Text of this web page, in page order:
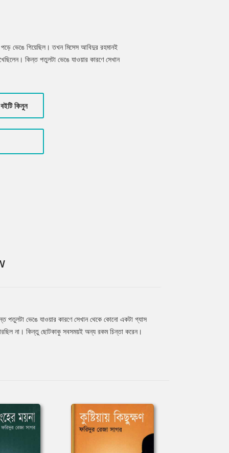
ভেঙে গিয়েছিল। তখন মিসেস আবিদুর রহমানই
কিন্ত পতুলটা ভেঙে যাওয়ার কারণে সেখান
তাদের চোখে পড়েনি। কিন্তু সেই গ্যাসটাই আঘাত
বইটি কিনুন
পতুলটা ভেঙে যাওয়ার কারণে সেখান থেকে কোনো একটা গ্যাস
না। কিন্তু ছোটকাকু সবসময়ই অন্য রকম চিন্তা করেন।